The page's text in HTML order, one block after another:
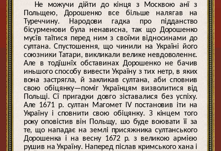
Не можучи дійти до кінця з Москвою анї з
Польщею, Дорошенко все більше налягав на
Туреччину. Народови гадка про підданство
бісурменови була ненависна, так що Дорошенко
мусїв таїтися перед ним з своїми відносинами до
султана. Спустошення, що чинили на Україні його
союзники Татари, викликали велике невдоволеннє.
Але в тодїшнїх обставинах Дорошенко не бачив
иньшого способу вивести Україну з тих нетр, в яких
вона застрягла, й закликав султана, аби сповнив
свою обіцянку—поміг Українцям визволитися від
Польщі. Сї пригадки довго зіставалися без успіху.
Але 1671 р. султан Магомет IV постановив іти на
Україну і сповнити свою обіцянку. З кінцем того
року оповістив він Польщу, шо буде воювати її за
те, що нападає на землі присяжника султанського
Дорошенка і на весну 1672 р. з великою армією
рушив на Україну. Наперед післав кримського хана і